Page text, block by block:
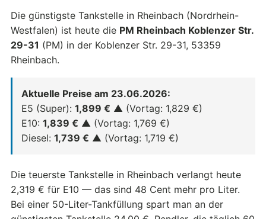
Die günstigste Tankstelle in Rheinbach (Nordrhein-
Westfalen) ist heute die PM Rheinbach Koblenzer Str.
29-31 (PM) in der Koblenzer Str. 29-31, 53359
Rheinbach.
Aktuelle Preise am 23.06.2026:
E5 (Super): 1,899 € ▲ (Vortag: 1,829 €)
E10: 1,839 € ▲ (Vortag: 1,769 €)
Diesel: 1,739 € ▲ (Vortag: 1,719 €)
Die teuerste Tankstelle in Rheinbach verlangt heute
2,319 € für E10 — das sind 48 Cent mehr pro Liter.
Bei einer 50-Liter-Tankfüllung spart man an der